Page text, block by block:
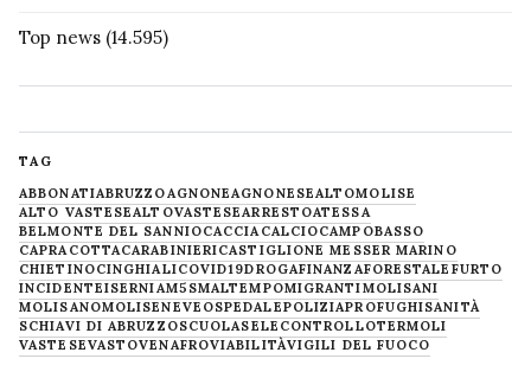
Top news (14.595)
TAG
ABBONATIABRUZZOAGNONEAGNONESEALTOMOLISE
ALTO VASTESEALTOVASTESEARRESTOATESSA
BELMONTE DEL SANNIOCACCIA CALCIOCAMPOBASSO
CAPRACOTTACARABINIERICASTIGLIONE MESSER MARINO
CHIETINOCINGHIALICOVID19DROGAFINANZAFORESTALE FURTO
INCIDENTEISERNIAM5SMALTEMPOMIGRANTIMOLISANI
MOLISANOMOLISENEVE OSPEDALEPOLIZIAPROFUGHISANITÀ
SCHIAVI DI ABRUZZOSCUOLASELECONTROLLOTERMOLI
VASTESEVASTOVENAFROVIABILITÀVIGILI DEL FUOCO